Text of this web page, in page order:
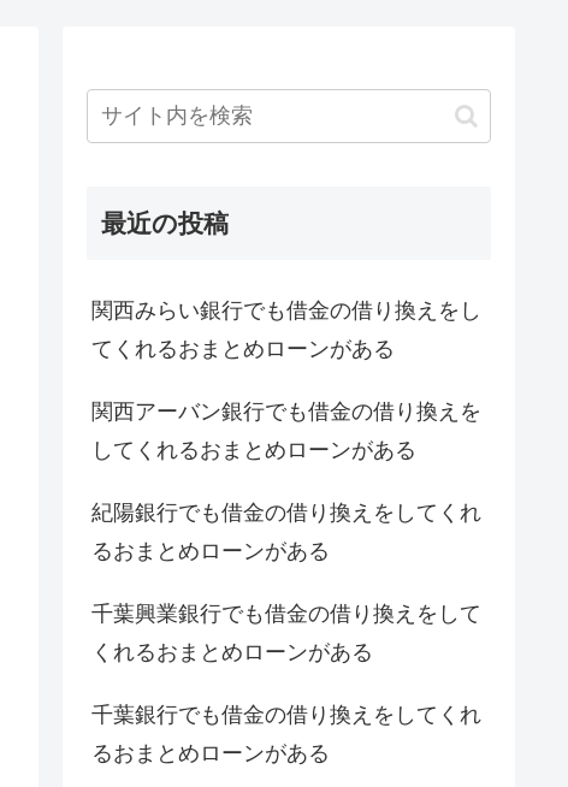
最近の投稿
関西みらい銀行でも借金の借り換えをし
てくれるおまとめローンがある
関西アーバン銀行でも借金の借り換えを
してくれるおまとめローンがある
紀陽銀行でも借金の借り換えをしてくれ
るおまとめローンがある
千葉興業銀行でも借金の借り換えをして
くれるおまとめローンがある
千葉銀行でも借金の借り換えをしてくれ
るおまとめローンがある